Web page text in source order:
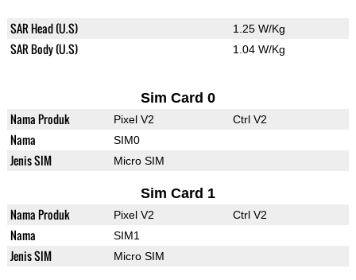
SAR Head (U.S) 1.25 W/Kg
SAR Body (U.S) 1.04 W/Kg
Sim Card 0
Nama Produk Pixel V2 Ctrl V2
Nama SIM0
Jenis SIM Micro SIM
Sim Card 1
Nama Produk Pixel V2 Ctrl V2
Nama SIM1
Jenis SIM Micro SIM